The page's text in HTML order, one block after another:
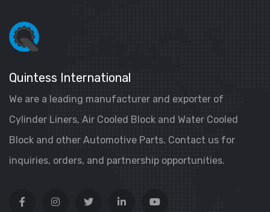
Quintess International
We are a leading manufacturer and exporter of
Cylinder Liners, Air Cooled Block and Water Cooled
Block and other Automotive Parts. Contact us for
inquiries, orders, and partnership opportunities.